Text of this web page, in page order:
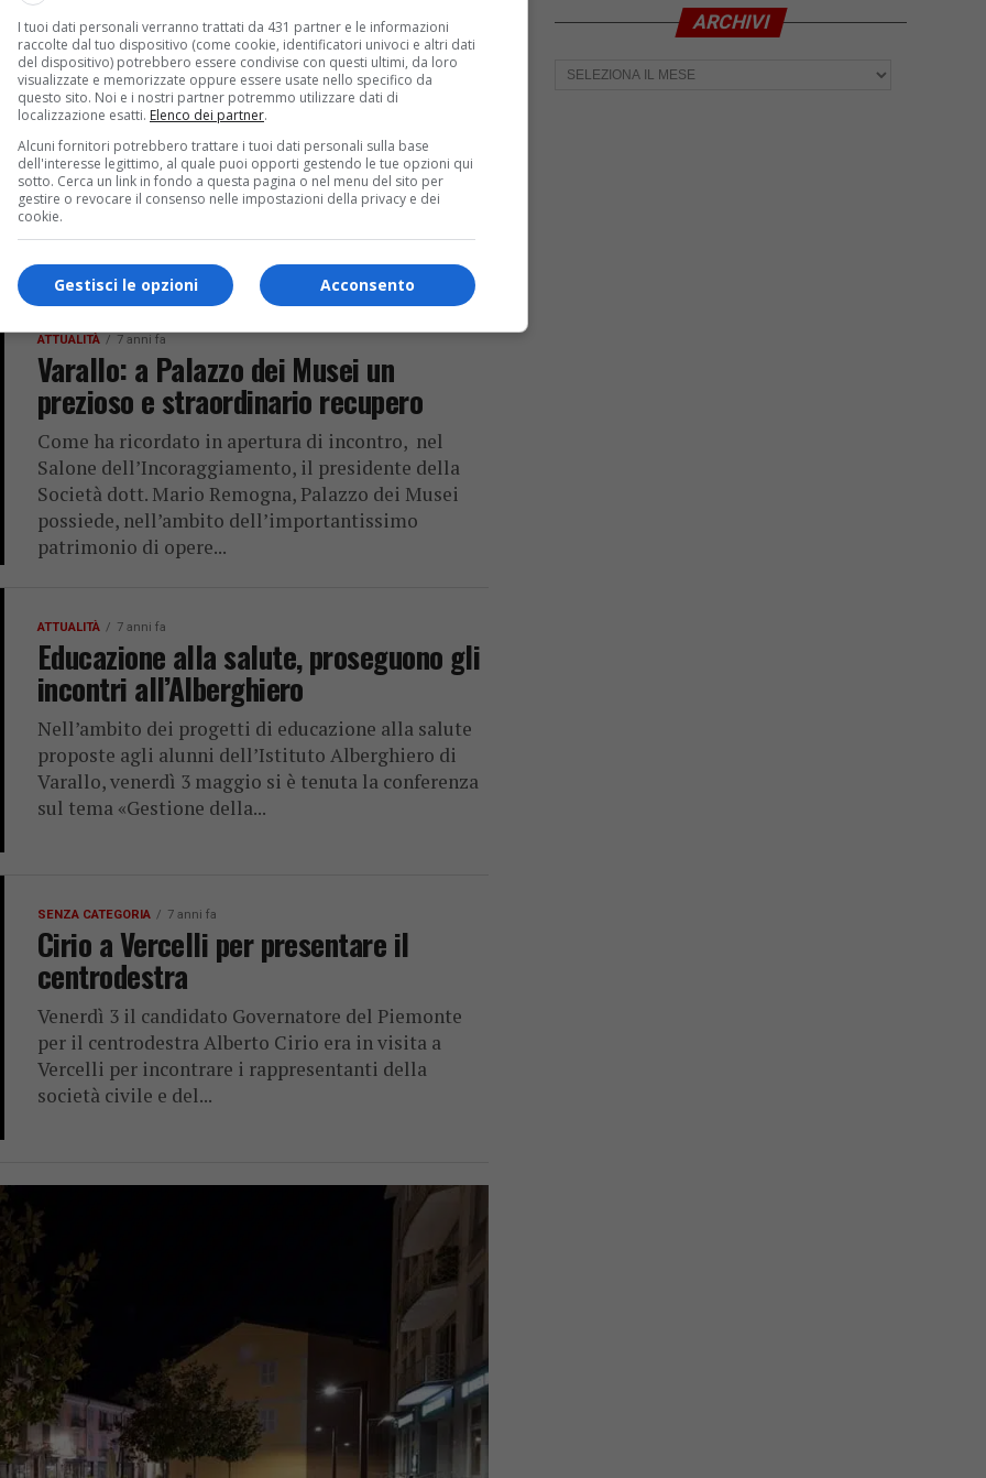
CRONACA 7 anni fa
Arrestato uno dei componenti della
“batteria” del fotovoltaico
Arrestato grazie alle indagini condotte dalla
Squadra Mobile della Questura di Vercelli uno dei
componenti della “batteria” del fotovoltaico.
Avevano rubato in cinque imprese agricole...
ATTUALITÀ 7 anni fa
Varallo: a Palazzo dei Musei un
prezioso e straordinario recupero
Come ha ricordato in apertura di incontro, nel
Salone dell’Incoraggiamento, il presidente della
Società dott. Mario Remogna, Palazzo dei Musei
possiede, nell’ambito dell’importantissimo
patrimonio di opere...
ATTUALITÀ 7 anni fa
Educazione alla salute, proseguono gli
incontri all’Alberghiero
Nell’ambito dei progetti di educazione alla salute
proposte agli alunni dell’Istituto Alberghiero di
Varallo, venerdì 3 maggio si è tenuta la conferenza
sul tema «Gestione della...
SENZA CATEGORIA 7 anni fa
Cirio a Vercelli per presentare il
centrodestra
Venerdì 3 il candidato Governatore del Piemonte
per il centrodestra Alberto Cirio era in visita a
Vercelli per incontrare i rappresentanti della
società civile e del...
ARCHIVI
Archivi
I tuoi dati personali verranno trattati da 431 partner e le informazioni
raccolte dal tuo dispositivo (come cookie, identificatori univoci e altri dati
del dispositivo) potrebbero essere condivise con questi ultimi, da loro
visualizzate e memorizzate oppure essere usate nello specifico da
questo sito. Noi e i nostri partner potremmo utilizzare dati di
localizzazione esatti. Elenco dei partner.
Alcuni fornitori potrebbero trattare i tuoi dati personali sulla base
dell'interesse legittimo, al quale puoi opporti gestendo le tue opzioni qui
sotto. Cerca un link in fondo a questa pagina o nel menu del sito per
gestire o revocare il consenso nelle impostazioni della privacy e dei
cookie.
Acconsento
Gestisci le opzioni